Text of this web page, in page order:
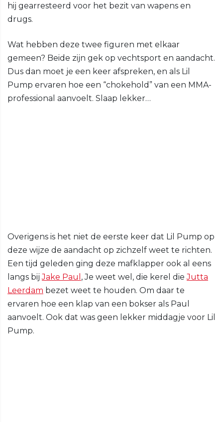
hij gearresteerd voor het bezit van wapens en
drugs.
Wat hebben deze twee figuren met elkaar
gemeen? Beide zijn gek op vechtsport en aandacht.
Dus dan moet je een keer afspreken, en als Lil
Pump ervaren hoe een “chokehold” van een MMA-
professional aanvoelt. Slaap lekker…
Overigens is het niet de eerste keer dat Lil Pump op
deze wijze de aandacht op zichzelf weet te richten.
Een tijd geleden ging deze mafklapper ook al eens
langs bijJake Paul , Je weet wel, die kerel dieJutta
Leerdam bezet weet te houden. Om daar te
ervaren hoe een klap van een bokser als Paul
aanvoelt. Ook dat was geen lekker middagje voor Lil
Pump.